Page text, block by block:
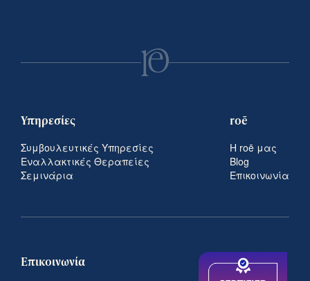
Υπηρεσίες
Συμβουλευτικές Υπηρεσίες
Εναλλακτικές Θεραπείες
Σεμινάρια
roē
Η roē μας
Blog
Επικοινωνία
Επικοινωνία